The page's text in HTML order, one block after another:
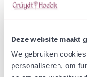
Deze website maakt
We gebruiken
personaliseren, om
Natuurvriendelijke
Jouw bestelling